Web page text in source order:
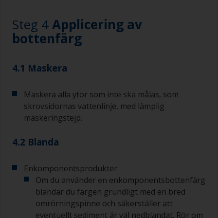
Arbeta med en pensel:
Penslar ska vara av medelstor till stor bredd,
En mindre pensel bör användas för att måla
Tvätta penslarna med lämpligt lösningsmedel
och torka dem grundligt innan du använder dem
för att undvika kontaminering.
Kvaliteten på de penslar som krävs för
används för applicering av lackgrundfärg eller
lackfärg.
För att minimera penseldrag kan du hålla
penseln i 45 graders vinkel mot ytan.
Steg 4Applicering av
bottenfärg
4.1 Maskera
Maskera alla ytor som inte ska målas, som
skrovsidornas vattenlinje, med lämplig
maskeringstejp.
4.2 Blanda
Enkomponentsprodukter:
Om du använder en enkomponentsbottenfärg
blandar du färgen grundligt med en bred
omrörningspinne och säkerställer att
eventuellt sediment är väl nedblandat. Rör om